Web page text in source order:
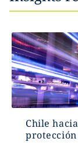
Chile